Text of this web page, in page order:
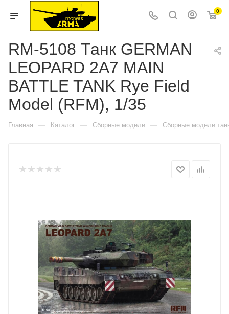
0
RM-5108 Танк GERMAN
LEOPARD 2A7 MAIN
BATTLE TANK Rye Field
Model (RFM), 1/35
Главная — Каталог — Сборные модели — Сборные модели